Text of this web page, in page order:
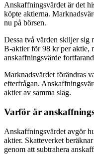
Anskaffningsvärdet är det
köpte aktierna.
nu på börsen.
Dessa två värden skiljer sig
B-aktier för 98 kr per aktie,
anskaffningsvärde
Marknadsvärdet förändras
efterfrågan.
aktier av samma slag.
Varför är
Anskaffningsvärdet avgör
aktier. Skatteverket
genom att subtrahera